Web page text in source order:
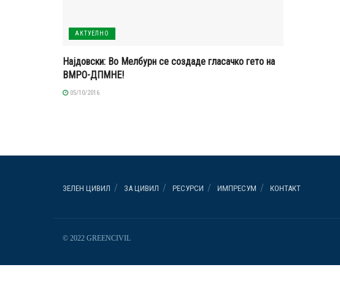
АКТУЕЛНО
Најдовски: Во Мелбурн се создаде гласачко гето на
ВМРО-ДПМНЕ!
05/10/2016
ЗЕЛЕН ЦИВИЛ ЗА ЦИВИЛ РЕСУРСИ ИМПРЕСУМ КОНТАКТ
© 2022 GREENCIVIL